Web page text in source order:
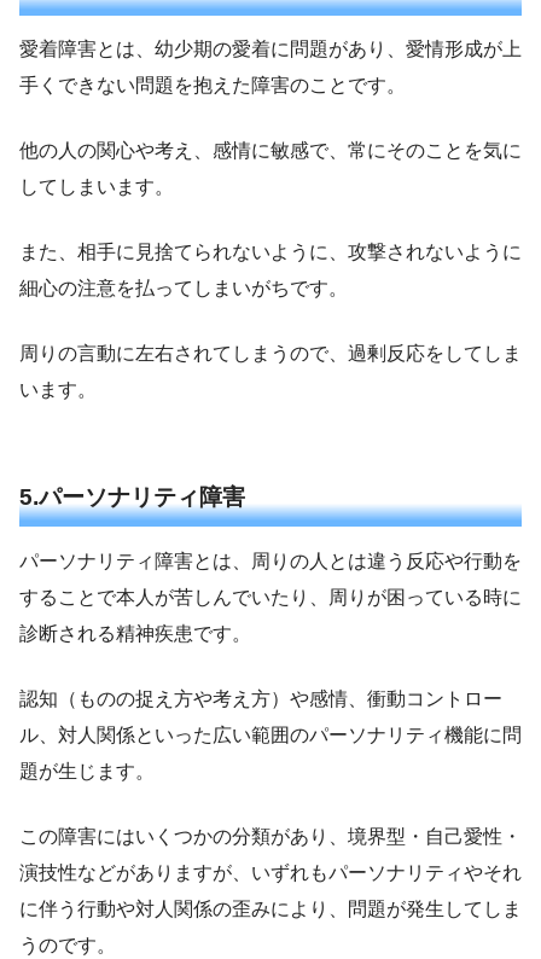
愛着障害とは、幼少期の愛着に問題があり、愛情形成が上
手くできない問題を抱えた障害のことです。
他の人の関心や考え、感情に敏感で、常にそのことを気に
してしまいます。
また、相手に見捨てられないように、攻撃されないように
細心の注意を払ってしまいがちです。
周りの言動に左右されてしまうので、過剰反応をしてしま
います。
5.パーソナリティ障害
パーソナリティ障害とは、周りの人とは違う反応や行動を
することで本人が苦しんでいたり、周りが困っている時に
診断される精神疾患です。
認知（ものの捉え方や考え方）や感情、衝動コントロー
ル、対人関係といった広い範囲のパーソナリティ機能に問
題が生じます。
この障害にはいくつかの分類があり、境界型・自己愛性・
演技性などがありますが、いずれもパーソナリティやそれ
に伴う行動や対人関係の歪みにより、問題が発生してしま
うのです。